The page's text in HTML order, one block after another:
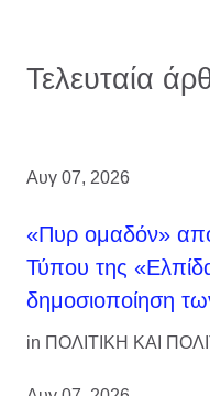
Τελευταία
Αυγ 07, 2026
«Πυρ ομαδόν»
Τύπου της
δημοσιοποίηση
in ΠΟΛΙΤΙΚΗ ΚΑΙ